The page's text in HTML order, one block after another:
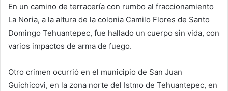
En un camino de terracería con rumbo al fraccionamiento
La Noria, a la altura de la colonia Camilo Flores de Santo
Domingo Tehuantepec, fue hallado un cuerpo sin vida, con
varios impactos de arma de fuego.
Otro crimen ocurrió en el municipio de San Juan
Guichicovi, en la zona norte del Istmo de Tehuantepec, en